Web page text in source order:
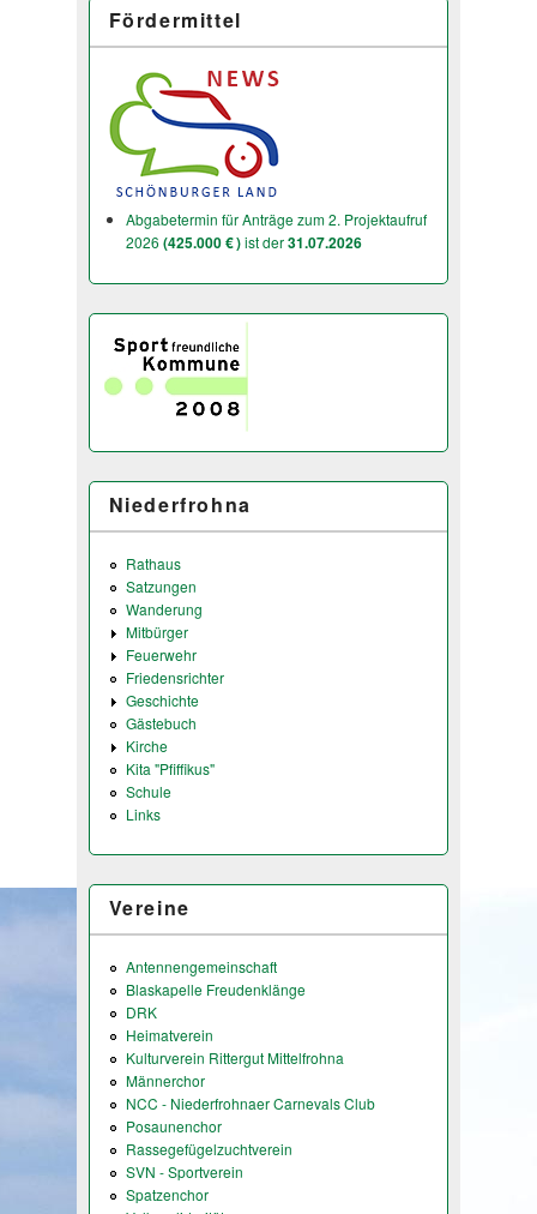
Fördermittel
Abgabetermin für Anträge zum 2. Projektaufruf
2026 (425.000 € )ist der31.07.2026
Niederfrohna
Rathaus
Satzungen
Wanderung
Mitbürger
Feuerwehr
Friedensrichter
Geschichte
Gästebuch
Kirche
Kita "Pfiffikus"
Schule
Links
Vereine
Antennengemeinschaft
Blaskapelle Freudenklänge
DRK
Heimatverein
Kulturverein Rittergut Mittelfrohna
Männerchor
NCC - Niederfrohnaer Carnevals Club
Posaunenchor
Rassegefügelzuchtverein
SVN - Sportverein
Spatzenchor